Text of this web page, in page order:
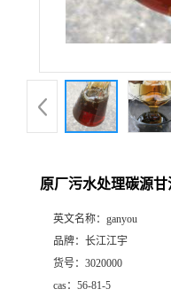
原厂污水处理碳源
英文名称： ganyou
品牌： 长江江宇
货号： 3020000
cas： 56-81-5